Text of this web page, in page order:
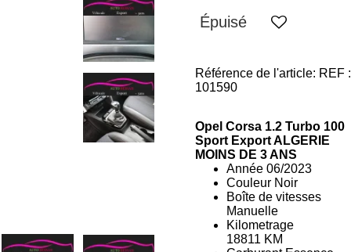
Épuisé
Référence de l'article: REF :
101590
Opel Corsa 1.2 Turbo 100
Sport Export ALGERIE
MOINS DE 3 ANS
Année 06/2023
Couleur Noir
Boîte de vitesses
Manuelle
Kilometrage
18811 KM